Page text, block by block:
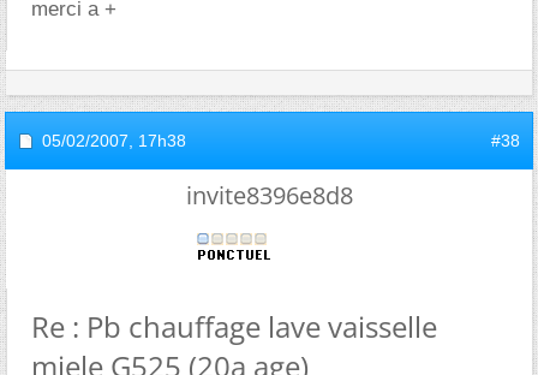
merci a +
05/02/2007, 17h38 #38
invite8396e8d8
Re : Pb chauffage lave vaisselle
miele G525 (20a age)